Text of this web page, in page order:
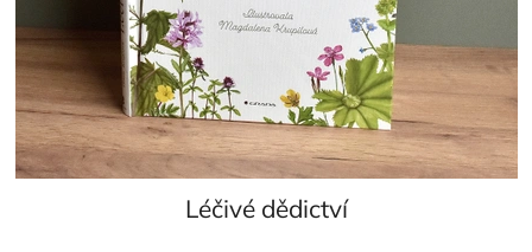
Léčivé dědictví